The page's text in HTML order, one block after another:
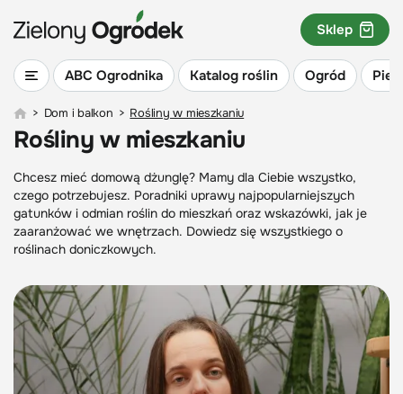
ABC Ogrodnika Katalog roślin Ogród
Sklep
> Dom i balkon > Rośliny w mieszkaniu
Rośliny w mieszkaniu
Chcesz mieć domową dżunglę? Mamy dla Ciebie wszystko,
czego potrzebujesz. Poradniki uprawy najpopularniejszych
gatunków i odmian roślin do mieszkań oraz wskazówki, jak je
zaaranżować we wnętrzach. Dowiedz się wszystkiego o
roślinach doniczkowych.